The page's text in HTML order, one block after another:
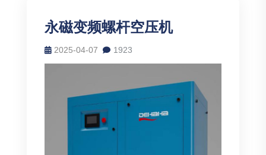
永磁变频螺杆空压机
2025-04-07 1923